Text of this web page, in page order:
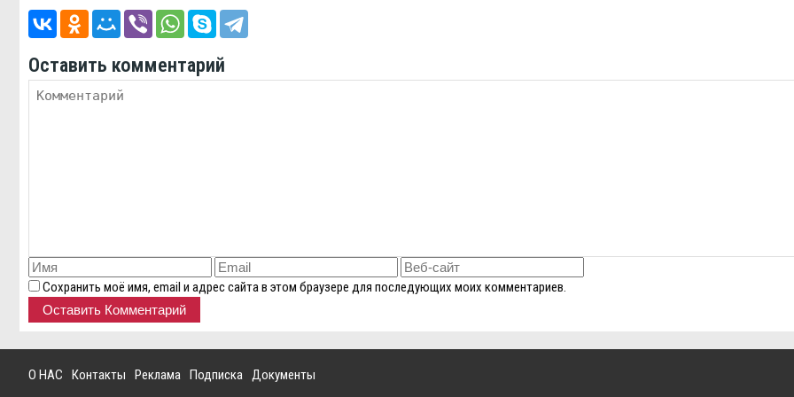
Оставить комментарий
Сохранить моё имя, email и адрес сайта в этом браузере для последующих моих комментариев.
О НАС Контакты Реклама Подписка Документы